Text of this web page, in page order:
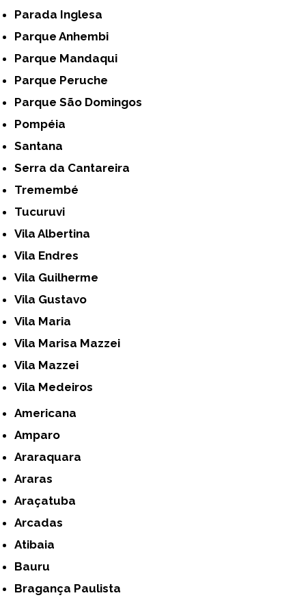
Parada Inglesa
Parque Anhembi
Parque Mandaqui
Parque Peruche
Parque São Domingos
Pompéia
Santana
Serra da Cantareira
Tremembé
Tucuruvi
Vila Albertina
Vila Endres
Vila Guilherme
Vila Gustavo
Vila Maria
Vila Marisa Mazzei
Vila Mazzei
Vila Medeiros
Americana
Amparo
Araraquara
Araras
Araçatuba
Arcadas
Atibaia
Bauru
Bragança Paulista